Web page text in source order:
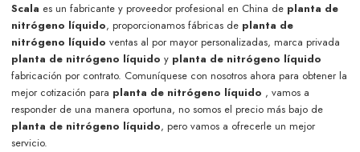
Scala es un fabricante y proveedor profesional en China de planta de
nitrógeno líquido, proporcionamos fábricas de planta de
nitrógeno líquido ventas al por mayor personalizadas, marca privada
planta de nitrógeno líquido y planta de nitrógeno líquido
fabricación por contrato. Comuníquese con nosotros ahora para obtener la
mejor cotización para planta de nitrógeno líquido , vamos a
responder de una manera oportuna, no somos el precio más bajo de
planta de nitrógeno líquido, pero vamos a ofrecerle un mejor
servicio.